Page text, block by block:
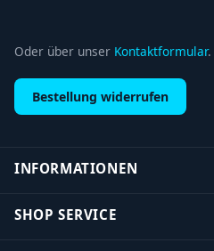
Oder über unser Kontaktformular.
Bestellung widerrufen
INFORMATIONEN
SHOP SERVICE